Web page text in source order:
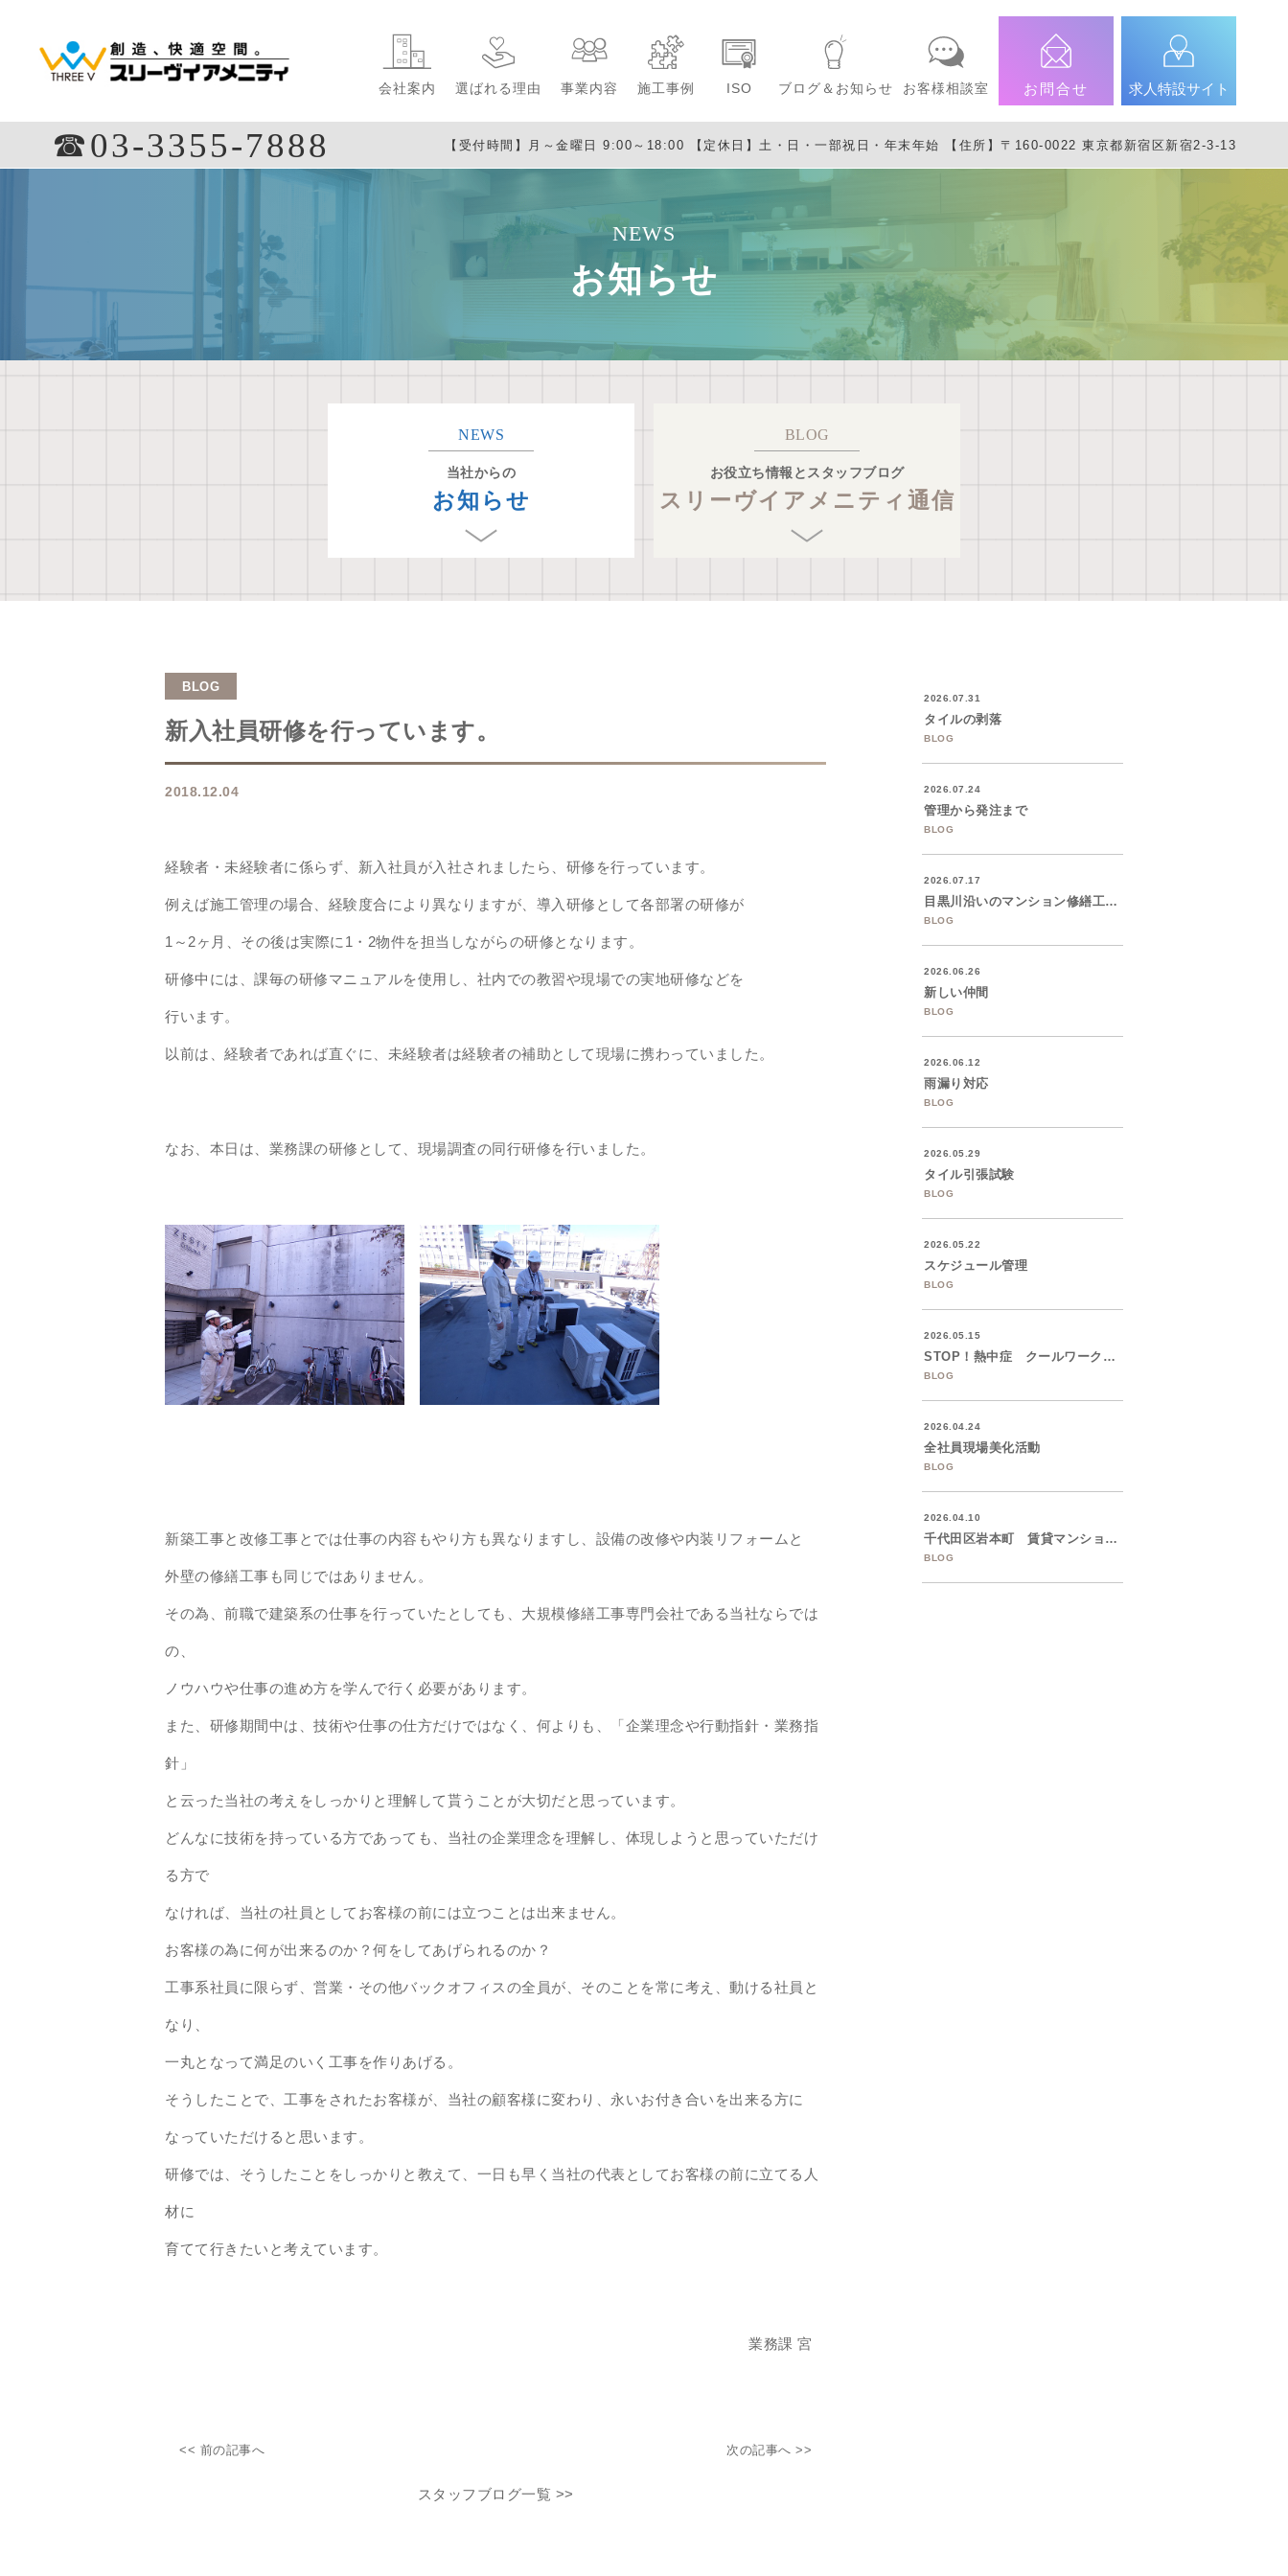
会社案内 選ばれる理由 事業内容 施工事例 ISO ブログ＆お知らせ お客様相談室 お問合せ 求人特設サイト
☎︎03-3355-7888 【受付時間】月～金曜日 9:00～18:00 【定休日】土・日・一部祝日・年末年始 【住所】〒160-0022 東京都新宿区新宿2-3-13
NEWS
お知らせ
NEWS
当社からの
お知らせ
BLOG
お役立ち情報とスタッフブログ
スリーヴイアメニティ通信
BLOG
新入社員研修を行っています。
2018.12.04
経験者・未経験者に係らず、新入社員が入社されましたら、研修を行っています。
例えば施工管理の場合、経験度合により異なりますが、導入研修として各部署の研修が
1～2ヶ月、その後は実際に1・2物件を担当しながらの研修となります。
研修中には、課毎の研修マニュアルを使用し、社内での教習や現場での実地研修などを
行います。
以前は、経験者であれば直ぐに、未経験者は経験者の補助として現場に携わっていました。
なお、本日は、業務課の研修として、現場調査の同行研修を行いました。
新築工事と改修工事とでは仕事の内容もやり方も異なりますし、設備の改修や内装リフォームと
外壁の修繕工事も同じではありません。
その為、前職で建築系の仕事を行っていたとしても、大規模修繕工事専門会社である当社ならでは
の、
ノウハウや仕事の進め方を学んで行く必要があります。
また、研修期間中は、技術や仕事の仕方だけではなく、何よりも、「企業理念や行動指針・業務指
針」
と云った当社の考えをしっかりと理解して貰うことが大切だと思っています。
どんなに技術を持っている方であっても、当社の企業理念を理解し、体現しようと思っていただけ
る方で
なければ、当社の社員としてお客様の前には立つことは出来ません。
お客様の為に何が出来るのか？何をしてあげられるのか？
工事系社員に限らず、営業・その他バックオフィスの全員が、そのことを常に考え、動ける社員と
なり、
一丸となって満足のいく工事を作りあげる。
そうしたことで、工事をされたお客様が、当社の顧客様に変わり、永いお付き合いを出来る方に
なっていただけると思います。
研修では、そうしたことをしっかりと教えて、一日も早く当社の代表としてお客様の前に立てる人
材に
育てて行きたいと考えています。
業務課 宮
<< 前の記事へ 次の記事へ >>
スタッフブログ一覧 >>
2026.07.31
タイルの剥落
BLOG
2026.07.24
管理から発注まで
BLOG
2026.07.17
目黒川沿いのマンション修繕工事着工
BLOG
2026.06.26
新しい仲間
BLOG
2026.06.12
雨漏り対応
BLOG
2026.05.29
タイル引張試験
BLOG
2026.05.22
スケジュール管理
BLOG
2026.05.15
STOP！熱中症 クールワークキャンペー...
BLOG
2026.04.24
全社員現場美化活動
BLOG
2026.04.10
千代田区岩本町 賃貸マンションの大規模修...
BLOG